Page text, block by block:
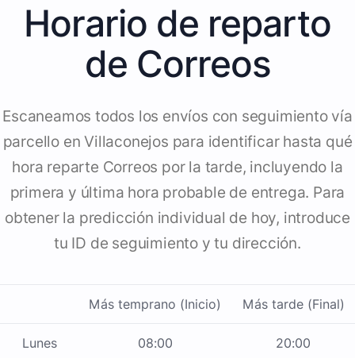
Horario de reparto
de Correos
Escaneamos todos los envíos con seguimiento vía
parcello en Villaconejos para identificar hasta qué
hora reparte Correos por la tarde, incluyendo la
primera y última hora probable de entrega. Para
obtener la predicción individual de hoy, introduce
tu ID de seguimiento y tu dirección.
Más temprano (Inicio) Más tarde (Final)
Lunes 08:00 20:00